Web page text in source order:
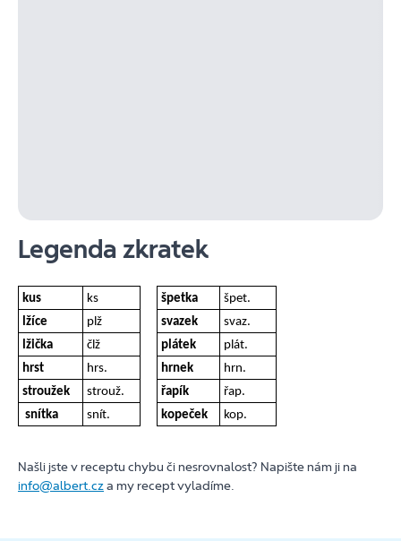
Legenda zkratek
kus ks špetka
špet.
lžíce
plž svazek
svaz.
lžička
člž plátek
plát.
hrst
hrs. hrnek
hrn.
stroužek
strouž. řapík
řap.
snítka
snít. kopeček kop.
Našli jste v receptu chybu či nesrovnalost? Napište nám ji na
info@albert.cza my recept vyladíme.